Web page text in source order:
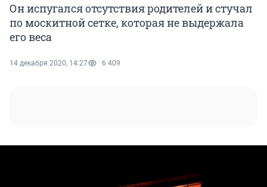
Он испугался отсутствия родителей и стучал
по москитной сетке, которая не выдержала
его веса
14 декабря 2020, 14:27 6 409